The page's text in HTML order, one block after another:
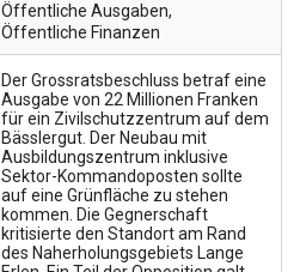
Öffentliche Ausgaben,
Öffentliche Finanzen
Der Grossratsbeschluss betraf eine
Ausgabe von 22 Millionen Franken
für ein Zivilschutzzentrum auf dem
Bässlergut. Der Neubau mit
Ausbildungszentrum inklusive
Sektor-Kommandoposten sollte
auf eine Grünfläche zu stehen
kommen. Die Gegnerschaft
kritisierte den Standort am Rand
des Naherholungsgebiets Lange